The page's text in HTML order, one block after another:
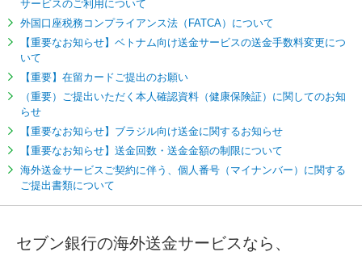
サービスのご利用について
外国口座税務コンプライアンス法（FATCA）について
【重要なお知らせ】ベトナム向け送金サービスの送金手数料変更につ
いて
【重要】在留カードご提出のお願い
（重要）ご提出いただく本人確認資料（健康保険証）に関してのお知
らせ
【重要なお知らせ】ブラジル向け送金に関するお知らせ
【重要なお知らせ】送金回数・送金金額の制限について
海外送金サービスご契約に伴う、個人番号（マイナンバー）に関する
ご提出書類について
セブン銀行の海外送金サービスなら、